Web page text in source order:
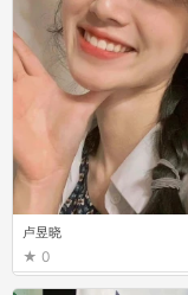
卢昱晓
0